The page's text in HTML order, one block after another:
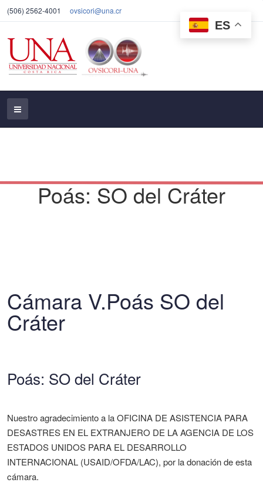
(506) 2562-4001 ovsicori@una.cr
ES
Poás: SO del Cráter
Cámara V.Poás SO del
Cráter
Poás: SO del Cráter
Nuestro agradecimiento a la OFICINA DE ASISTENCIA PARA
DESASTRES EN EL EXTRANJERO DE LA AGENCIA DE LOS
ESTADOS UNIDOS PARA EL DESARROLLO
INTERNACIONAL (USAID/OFDA/LAC), por la donación de esta
cámara.